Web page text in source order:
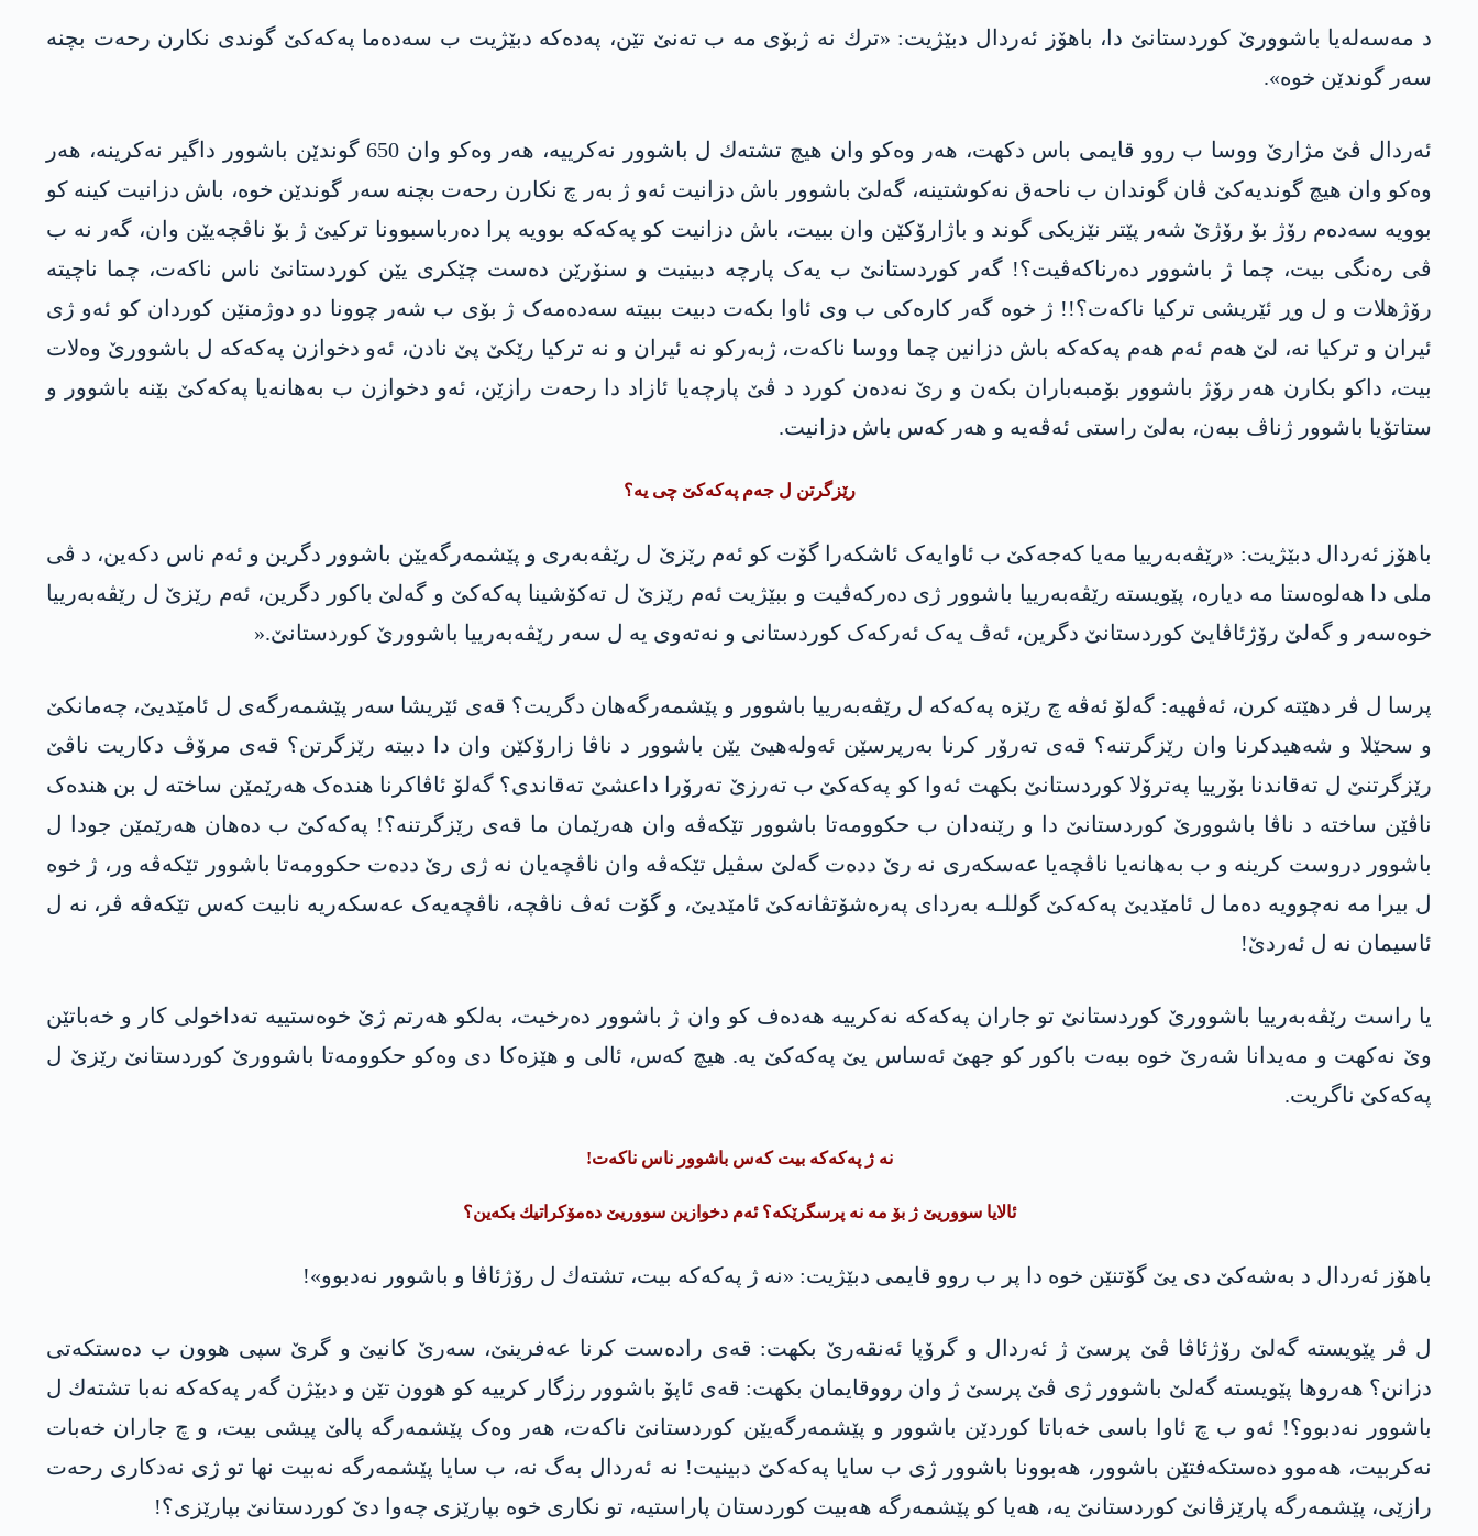
د مه‌سه‌له‌یا باشوورێ كوردستانێ دا، باهۆز ئه‌ردال دبێژیت‌: «ترك نه‌ ژبۆی مه‌ ب ته‌نێ تێن، په‌ده‌كه‌ دبێژیت ب سه‌ده‌ما په‌كه‌كێ گوندی نكارن رحه‌ت بچنە
سه‌ر گوندێن خوه‌».
ئه‌ردال ڤێ مژارێ ووسا ب روو قایمی باس دكهت‌، هه‌ر وه‌كو‌ وان هیچ تشته‌ك ل باشوور نه‌كرییه‌، هه‌ر وه‌كو‌ وان 650 گوندێن باشوور داگیر نه‌كرینه‌، هه‌ر
وه‌كو‌ وان هیچ گوندیەکێ ڤان گوندان ب ناحه‌ق نەکوشتینە، گه‌لێ باشوور باش دزانیت ئه‌و ژ به‌ر چ نكارن رحه‌ت بچنە سه‌ر گوندێن خوه‌، باش دزانیت‌ كینه‌ كو
بوویه‌ سه‌ده‌م رۆژ بۆ رۆژێ شه‌ر پێتر نێزیکی گوند و باژارۆكێن وان ببیت‌، باش دزانیت‌ كو په‌كه‌كه‌ بوویه‌ پرا ده‌رباسبوونا تركیێ ژ بۆ ناڤچه‌یێن وان، گەر نە ب
ڤی رەنگی بیت، چما ژ باشوور دەرناکەڤیت؟! گەر کوردستانێ ب یەک پارچە دبینیت و سنۆرێن دەست چێکری یێن کوردستانێ ناس ناکەت، چما ناچیتە
رۆژهلات و ل وڕ ئێریشی ترکیا ناکەت؟!! ژ خوە گەر کارەکی ب وی ئاوا بکەت دبیت ببیتە سەدەمەک ژ بۆی ب شەر چوونا دو دوژمنێن کوردان کو ئەو ژی
ئیران و ترکیا نە، لێ هەم ئەم هەم پەکەکە باش دزانین چما ووسا ناکەت، ژبەرکو نە ئیران و نە ترکیا رێکێ پێ نادن، ئەو دخوازن پەکەکە ل باشوورێ وەلات
بیت، داکو بکارن هەر رۆژ باشوور بۆمبەباران بکەن و رێ نەدەن کورد د ڤێ پارچەیا ئازاد دا رحەت رازێن، ئەو دخوازن ب بەهانەیا پەکەکێ بێنە باشوور و
ستاتۆیا باشوور ژناڤ ببەن، بەلێ راستی ئەڤەیە و هەر کەس باش دزانیت.
رێزگرتن ل جه‌م په‌كه‌كێ چی یه‌؟
باهۆز ئه‌ردال دبێژیت‌: «رێڤەبەرییا مەیا كه‌جه‌كێ ب ئاوایەک ئاشکەرا گۆت کو ئەم رێزێ ل رێڤەبەری و پێشمەرگەیێن باشوور دگرین و ئەم ناس دکەین، د ڤی
ملی دا ھەلوەستا مە دیارە، پێویستە رێڤەبەرییا باشوور ژی دەرکەڤیت و ببێژیت ئەم رێزێ ل تەکۆشینا په‌كه‌كێ و گەلێ باکور دگرین، ئەم رێزێ ل رێڤەبەرییا
خوەسەر و گەلێ رۆژئاڤایێ کوردستانێ دگرین، ئەڤ یەک ئەرکەک کوردستانی و نەتەوی یە ل سەر رێڤەبەرییا باشوورێ کوردستانێ.«
پرسا ل ڤر دهێتە كرن، ئه‌ڤهیە‌: گه‌لۆ ئه‌ڤە چ رێزه‌ په‌كه‌كه‌ ل رێڤه‌به‌رییا باشوور و پێشمه‌رگه‌هان دگریت‌؟ قه‌ی ئێریشا سه‌ر پێشمه‌رگه‌ی ل ئامێدیێ، چه‌مانكێ
و سحێلا و شەهیدکرنا وان رێزگرتنه‌؟ قه‌ی ته‌رۆر كرنا به‌رپرسێن ئه‌وله‌هیێ یێن باشوور د ناڤا زارۆكێن وان دا دبیته‌ رێزگرتن؟ قه‌ی مرۆڤ دكاریت‌ ناڤێ
رێزگرتنێ ل ته‌قاندنا بۆرییا په‌ترۆلا كوردستانێ بكهت‌ ئه‌وا كو په‌كه‌كێ ب ته‌رزێ ته‌رۆرا داعشێ ته‌قاندی؟ گەلۆ ئاڤاکرنا هندەک هەرێمێن ساختە ل بن هندەک
ناڤێن ساختە د ناڤا باشوورێ کوردستانێ دا و رێنەدان ب حکوومەتا باشوور تێکەڤە وان هەرێمان ما قەی رێزگرتنە؟! پەکەکێ ب دەهان هەرێمێن جودا ل
باشوور دروست کرینە و ب بەهانەیا ناڤچەیا عەسکەری نە رێ ددەت گەلێ سڤیل تێکەڤە وان ناڤچەیان نە ژی رێ ددەت حکوومەتا باشوور تێکەڤە ور، ژ خوە
ل بیرا مە نەچوویە دەما ل ئامێدیێ پەکەکێ گوللـە بەردای پەرەشۆتڤانەکێ ئامێدیێ، و گۆت ئەڤ ناڤچە، ناڤچەیەک عەسکەریە نابیت کەس تێکەڤە ڤر، نە ل
ئاسیمان نە ل ئەردێ!
یا راست رێڤه‌به‌رییا باشوورێ كوردستانێ تو جاران په‌كه‌كه‌ نه‌كرییه‌ هه‌ده‌ف كو وان ژ باشوور ده‌رخیت‌، به‌لكو هه‌رتم ژێ خوه‌ستییه‌ ته‌داخولی كار و خه‌باتێن
وێ نه‌كهت‌ و مه‌یدانا شه‌رێ خوه‌ ببه‌ت باكور كو جهێ ئه‌ساس یێ په‌كه‌كێ یه‌. هیچ کەس، ئالی و هێزەکا دی وەکو حکوومەتا باشوورێ کوردستانێ رێزێ ل
پەکەکێ ناگریت.
نه‌ ژ په‌كه‌كه بیت‌ كه‌س باشوور ناس ناكەت‌!
ئالایا سووریێ ژ بۆ مه‌ نه‌ پرسگرێكه‌؟ ئه‌م دخوازین سووریێ ده‌مۆكراتیك بكەین؟
باهۆز ئه‌ردال د به‌شه‌كێ دی یێ گۆتنێن خوه‌ دا پر ب روو قایمی دبێژیت‌: «نه‌ ژ په‌كه‌كه‌ بیت، تشته‌ك ل رۆژئاڤا و باشوور نه‌دبوو»!
ل ڤر پێویسته‌ گه‌لێ رۆژئاڤا ڤێ پرسێ ژ ئه‌ردال و گرۆپا ئه‌نقه‌رێ بكهت‌: قه‌ی راده‌ست كرنا عه‌فرینێ، سه‌رێ كانیێ و گرێ سپی هوون ب ده‌ستكه‌تی
دزانن؟ هه‌روها پێویسته‌ گه‌لێ باشوور ژی ڤێ پرسێ ژ وان رووقایمان بكهت‌: قه‌ی ئاپۆ باشوور رزگار كرییه‌ كو هوون تێن و دبێژن گه‌ر په‌كه‌كه‌ نه‌با تشته‌ك ل
باشوور نه‌دبوو؟! ئەو ب چ ئاوا باسی خەباتا کوردێن باشوور و پێشمەرگەیێن کوردستانێ ناکەت، هەر وەک پێشمەرگە پالێ پیشی بیت، و چ جاران خەبات
نەکربیت، هەموو دەستکەفتێن باشوور، هەبوونا باشوور ژی ب سایا پەکەکێ دبینیت! نە ئەردال بەگ نە، ب سایا پێشمەرگە نەبیت نها تو ژی نەدکاری رحەت
رازێی، پێشمەرگە پارێزڤانێ کوردستانێ یە، هەیا کو پێشمەرگە هەبیت کوردستان پاراستیە، تو نکاری خوە بپارێزی چەوا دێ کوردستانێ بپارێزی؟!